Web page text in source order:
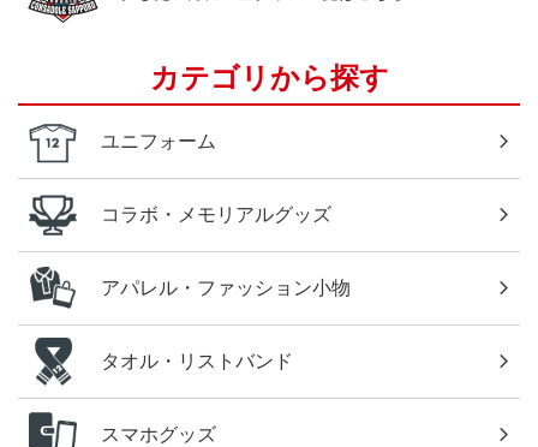
カテゴリから探す
ユニフォーム
コラボ・メモリアルグッズ
アパレル・ファッション小物
タオル・リストバンド
スマホグッズ